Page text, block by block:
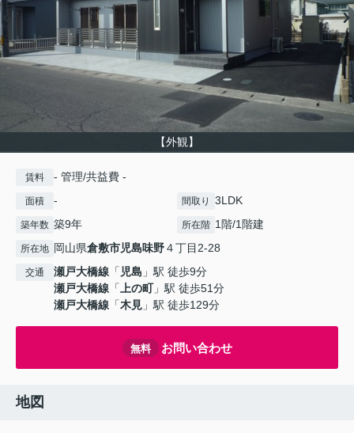
【外観】
賃料 - 管理/共益費 -
面積 - 間取り 3LDK
築年数 築9年 所在階 1階/1階建
所在地 岡山県倉敷市児島味野４丁目2-28
交通 瀬戸大橋線 「 児島 」駅 徒歩9分
瀬戸大橋線 「 上の町」駅 徒歩51分
瀬戸大橋線 「木見 」駅 徒歩129分
無料 お問い合わせ
地図